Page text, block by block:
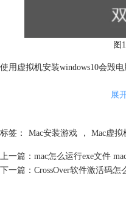
图
使用虚拟机安装windows10会毁电
量内存，可能会造成内存不足的
致内存调度频繁从而增加电脑发
展
标签： Mac安装游戏 ， Mac虚拟
上一篇： mac怎么运行exe文件
下一篇： CrossOver软件激活码怎